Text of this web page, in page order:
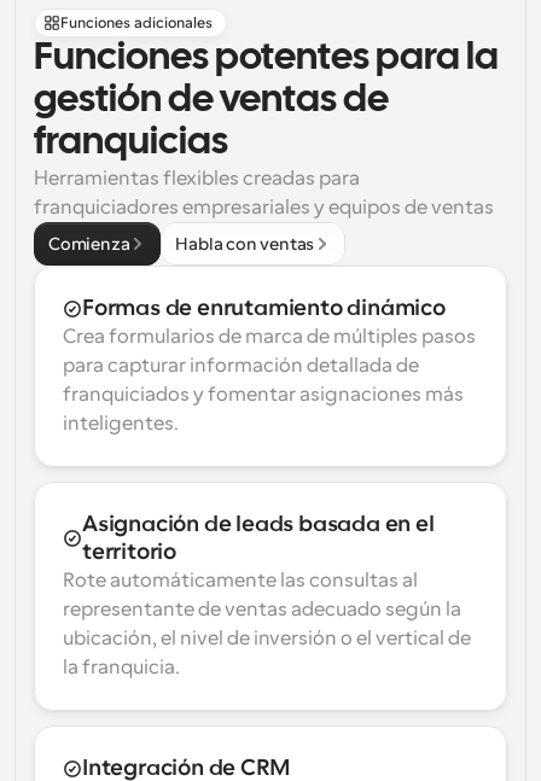
Funciones adicionales
Funciones potentes para la
gestión de ventas de
franquicias
Herramientas flexibles creadas para
franquiciadores empresariales y equipos de ventas
Comienza Habla con ventas
Formas de enrutamiento dinámico
Crea formularios de marca de múltiples pasos
para capturar información detallada de
franquiciados y fomentar asignaciones más
inteligentes.
Asignación de leads basada en el
territorio
Rote automáticamente las consultas al
representante de ventas adecuado según la
ubicación, el nivel de inversión o el vertical de
la franquicia.
Integración de CRM